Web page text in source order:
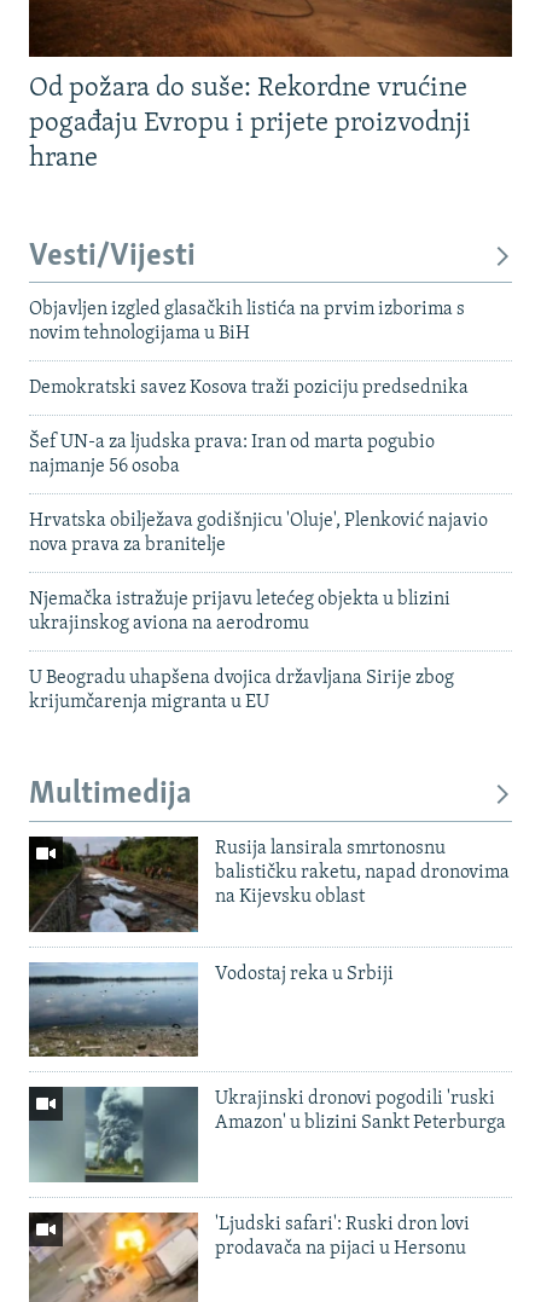
Od požara do suše: Rekordne vrućine
pogađaju Evropu i prijete proizvodnji
hrane
Vesti/Vijesti
Objavljen izgled glasačkih listića na prvim izborima s
novim tehnologijama u BiH
Demokratski savez Kosova traži poziciju predsednika
Šef UN-a za ljudska prava: Iran od marta pogubio
najmanje 56 osoba
Hrvatska obilježava godišnjicu 'Oluje', Plenković najavio
nova prava za branitelje
Njemačka istražuje prijavu letećeg objekta u blizini
ukrajinskog aviona na aerodromu
U Beogradu uhapšena dvojica državljana Sirije zbog
krijumčarenja migranta u EU
Multimedija
Rusija lansirala smrtonosnu
balističku raketu, napad dronovima
na Kijevsku oblast
Vodostaj reka u Srbiji
Ukrajinski dronovi pogodili 'ruski
Amazon' u blizini Sankt Peterburga
'Ljudski safari': Ruski dron lovi
prodavača na pijaci u Hersonu